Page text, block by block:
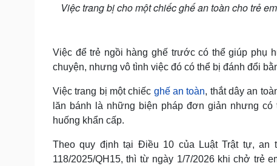
Việc trang bị cho một chiếc ghế an toàn cho trẻ
Việc để trẻ ngồi hàng ghế trước có thể giúp phụ
chuyện, nhưng vô tình việc đó có thể bị đánh đổi
Việc trang bị một chiếc ghế an toàn, thắt dây an
lăn bánh là những biện pháp đơn giản nhưng
huống khẩn cấp.
Theo quy định tại Điều 10 của Luật Trật tự,
118/2025/QH15, thì từ ngày 1/7/2026 khi chở trẻ